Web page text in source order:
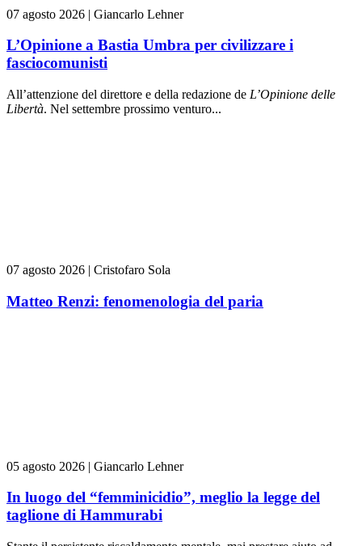
07 agosto 2026 | Giancarlo Lehner
L’Opinione a Bastia Umbra per civilizzare i
fasciocomunisti
All’attenzione del direttore e della redazione de L’Opinione delle
Libertà. Nel settembre prossimo venturo...
07 agosto 2026 | Cristofaro Sola
Matteo Renzi: fenomenologia del paria
05 agosto 2026 | Giancarlo Lehner
In luogo del “femminicidio”, meglio la legge del
taglione di Hammurabi